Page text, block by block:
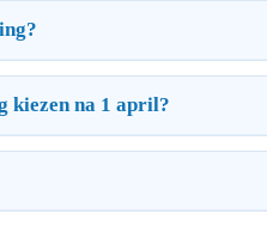
kiezen na 1 april?